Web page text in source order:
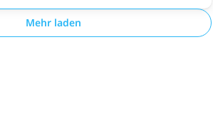
Mehr laden